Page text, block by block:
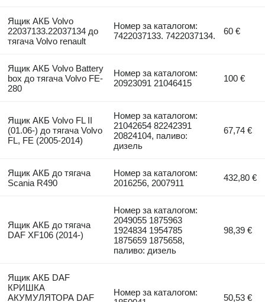
Ящик АКБ Volvo
22037133.22037134 до
тягача Volvo renault
Номер за каталогом:
7422037133. 7422037134.
60 €
Ящик АКБ Volvo Battery
box до тягача Volvo FE-
280
Номер за каталогом:
20923091 21046415
100 €
Ящик АКБ Volvo FL II
(01.06-) до тягача Volvo
FL, FE (2005-2014)
Номер за каталогом:
21042654 82242391
20824104, паливо:
дизель
67,74 €
Ящик АКБ до тягача
Scania R490
Номер за каталогом:
2016256, 2007911
432,80 €
Ящик АКБ до тягача
DAF XF106 (2014-)
Номер за каталогом:
2049055 1875963
1924834 1954785
1875659 1875658,
паливо: дизель
98,39 €
Ящик АКБ DAF
КРИШКА
АКУМУЛЯТОРА DAF
Номер за каталогом:
50,53 €